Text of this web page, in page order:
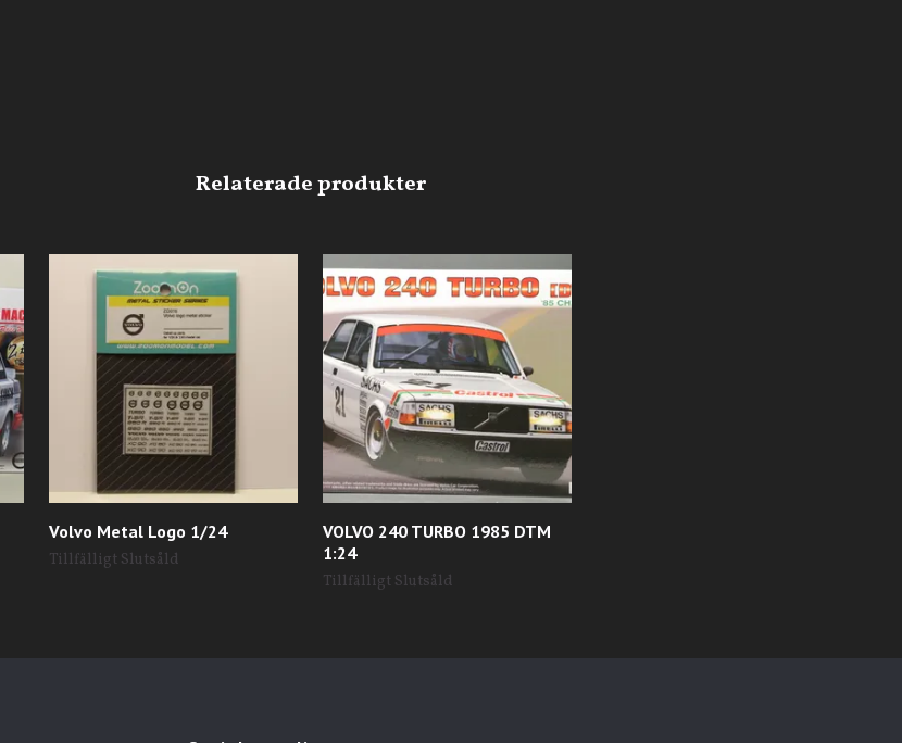
Volvo Metal Logo 1/24
Tillfälligt Slutsåld
VOLVO 240 TURBO 1985 DTM
1:24
Tillfälligt Slutsåld